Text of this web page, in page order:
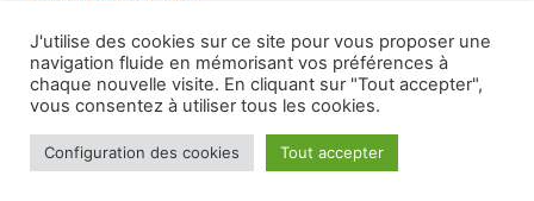
J'utilise des cookies sur ce site pour vous proposer une
navigation fluide en mémorisant vos préférences à
chaque nouvelle visite. En cliquant sur "Tout accepter",
vous consentez à utiliser tous les cookies.
Configuration des cookies Tout accepter